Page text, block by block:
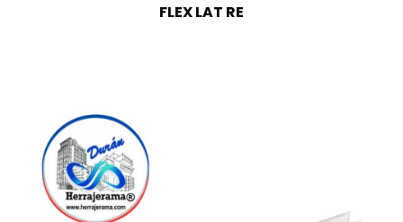
FLEX LAT RE